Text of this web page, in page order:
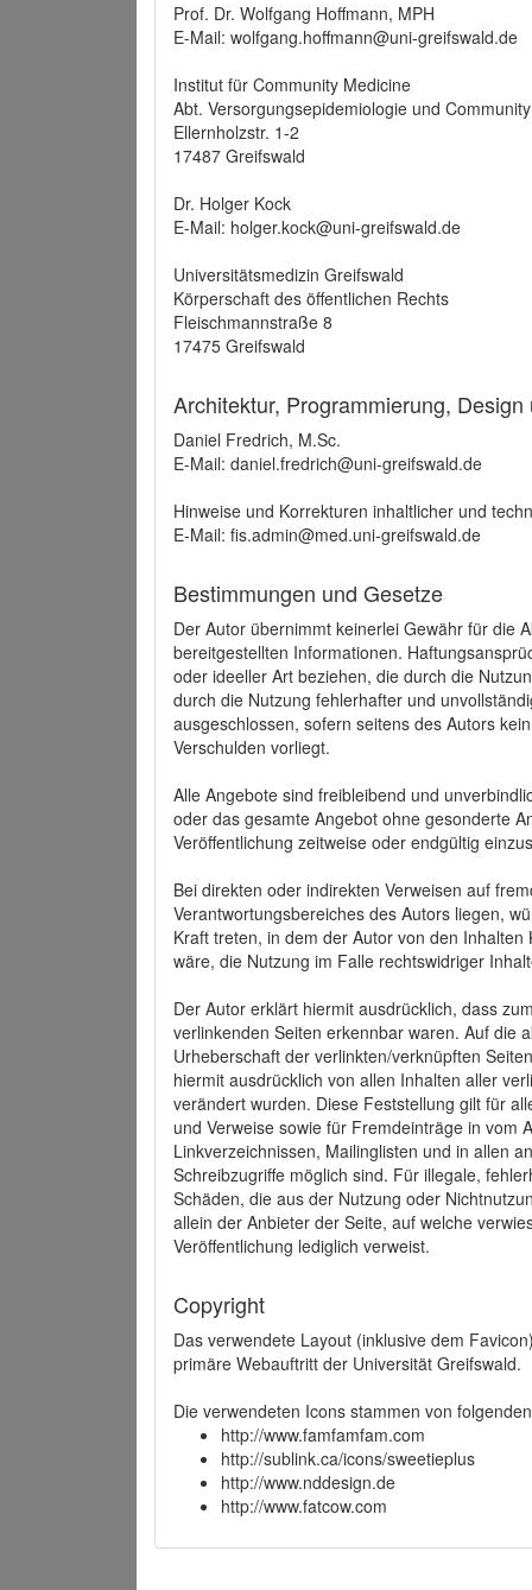
Prof. Dr. Wolfgang Hoffmann, MPH
E-Mail: wolfgang.hoffmann@uni-greifswald.de
Institut für Community Medicine
Abt. Versorgungsepidemiologie und
Ellernholzstr. 1-2
17487 Greifswald
Dr. Holger Kock
E-Mail: holger.kock@uni-greifswald.de
Universitätsmedizin Greifswald
Körperschaft des öffentlichen Rechts
Fleischmannstraße 8
17475 Greifswald
Architektur, Programmierung,
Daniel Fredrich, M.Sc.
E-Mail: daniel.fredrich@uni-greifswald.de
Hinweise und Korrekturen inhaltlicher und
E-Mail: fis.admin@med.uni-greifswald.de
Bestimmungen und Gesetze
Der Autor übernimmt keinerlei Gewähr für die
bereitgestellten Informationen.
oder ideeller Art beziehen, die durch die
durch die Nutzung fehlerhafter und
ausgeschlossen, sofern seitens des Autors
Verschulden vorliegt.
Alle Angebote sind freibleibend und
oder das gesamte Angebot ohne gesonderte
Veröffentlichung zeitweise oder endgültig
Bei direkten oder indirekten Verweisen auf
Verantwortungsbereiches des Autors liegen,
Kraft treten, in dem der Autor von den
wäre, die Nutzung im Falle rechtswidriger
Der Autor erklärt hiermit ausdrücklich, dass
verlinkenden Seiten erkennbar waren. Auf die
Urheberschaft der verlinkten/verknüpften
hiermit ausdrücklich von allen Inhalten aller
verändert wurden. Diese Feststellung gilt für
und Verweise sowie für Fremdeinträge in vom
Linkverzeichnissen, Mailinglisten und in allen
Schreibzugriffe möglich sind. Für illegale,
Schäden, die aus der Nutzung oder
allein der Anbieter der Seite, auf welche
Veröffentlichung lediglich verweist.
Copyright
Das verwendete Layout (inklusive dem
primäre Webauftritt der Universität Greifswald.
Die verwendeten Icons stammen von
http://www.famfamfam.com
http://sublink.ca/icons/sweetieplus
http://www.nddesign.de
http://www.fatcow.com